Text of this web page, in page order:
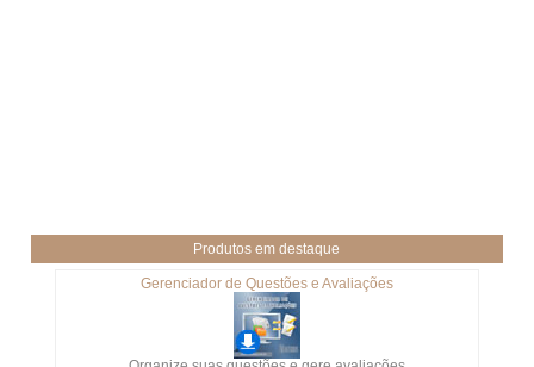
Produtos em destaque
Gerenciador de Questões e Avaliações